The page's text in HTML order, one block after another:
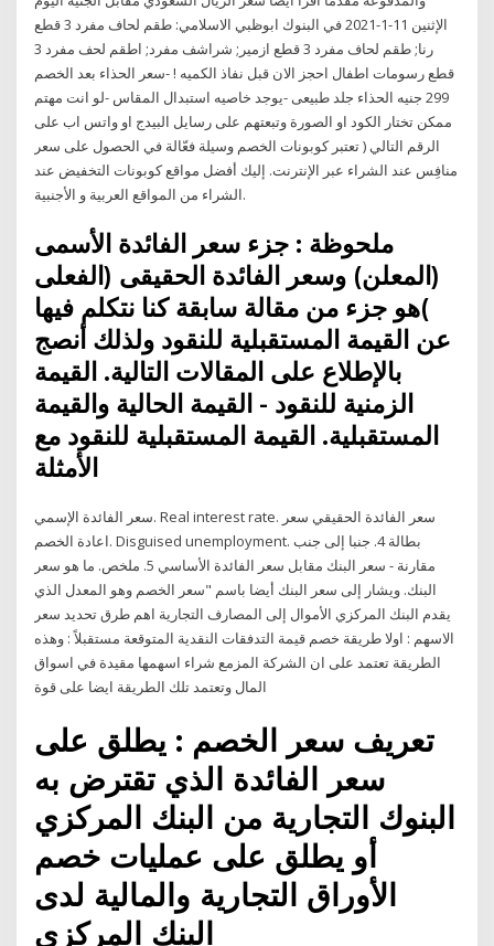
الإثنين 11-1-2021 في البنوك ابوظبي الاسلامي: طقم لحاف مفرد 3 قطع
رنا; طقم لحاف مفرد 3 قطع ازمير; شراشف مفرد; اطقم لحف مفرد 3
قطع رسومات اطفال احجز الان قبل نفاذ الكميه ! -سعر الحذاء بعد الخصم
299 جنيه الحذاء جلد طبيعى -يوجد خاصيه استبدال المقاس -لو انت مهتم
ممكن تختار الكود او الصورة وتبعتهم على رسايل البيدج او واتس اب على
الرقم التالي ( تعتبر كوبونات الخصم وسيلة فعّالة في الحصول على سعر
منافِس عند الشراء عبر الإنترنت. إليك أفضل مواقع كوبونات التخفيض عند
الشراء من المواقع العربية و الأجنبية.
ملحوظة : جزء سعر الفائدة الأسمى
(المعلن) وسعر الفائدة الحقيقى (الفعلى
)هو جزء من مقالة سابقة كنا نتكلم فيها
عن القيمة المستقبلية للنقود ولذلك أنصج
بالإطلاع على المقالات التالية. القيمة
الزمنية للنقود - القيمة الحالية والقيمة
المستقبلية. القيمة المستقبلية للنقود مع
الأمثلة
سعر الفائدة الإسمي. Real interest rate. سعر الفائدة الحقيقي سعر
اعادة الخصم. Disguised unemployment. بطالة 4. جنبا إلى جنب
مقارنة - سعر البنك مقابل سعر الفائدة الأساسي 5. ملخص. ما هو سعر
البنك. ويشار إلى سعر البنك أيضا باسم "سعر الخصم وهو المعدل الذي
يقدم البنك المركزي الأموال إلى المصارف التجارية اهم طرق تحديد سعر
الاسهم : اولا طريقة خصم قيمة التدفقات النقدية المتوقعة مستقبلاً : وهذه
الطريقة تعتمد على ان الشركة المزمع شراء اسهمها مقيدة في اسواق
المال وتعتمد تلك الطريقة ايضا على قوة
تعريف سعر الخصم : يطلق على
سعر الفائدة الذي تقترض به
البنوك التجارية من البنك المركزي
أو يطلق على عمليات خصم
الأوراق التجارية والمالية لدى
البنك المركزي